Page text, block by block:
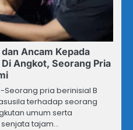
Ancam Kepada
Angkot, Seorang Pria
pria berinisial B
terhadap seorang
umum serta
tajam…